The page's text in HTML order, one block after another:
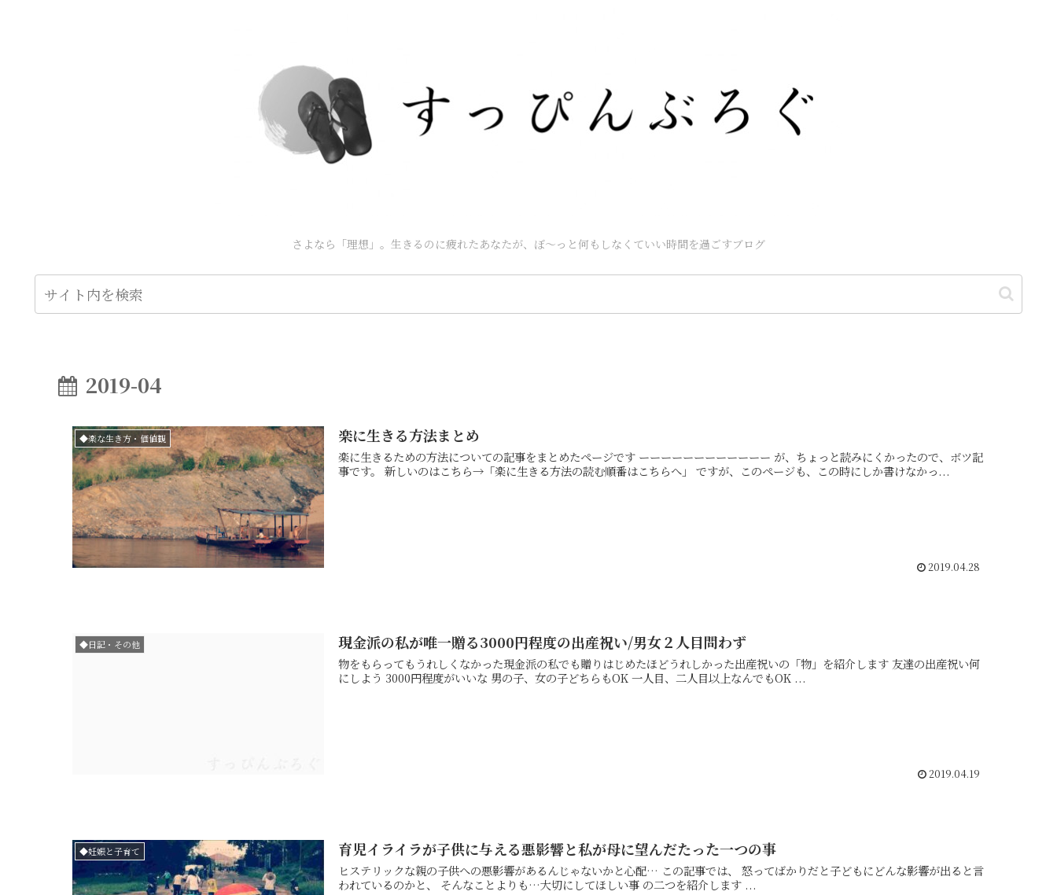
さよなら「理想」。生きるのに疲れたあなたが、ぼ～っと何もしなくていい時間を過ごすブログ
2019-04
◆楽な生き方・価値観 楽に生きる方法まとめ
楽に生きるための方法についての記事をまとめたページです ーーーーーーーーーーーー が、ちょっと読みにくかったので、ボツ記
事です。 新しいのはこちら→「楽に生きる方法の読む順番はこちらへ」 ですが、このページも、この時にしか書けなかっ...
2019.04.28
◆日記・その他 現金派の私が唯一贈る3000円程度の出産祝い/男女２人目問わず
物をもらってもうれしくなかった現金派の私でも贈りはじめたほどうれしかった出産祝いの「物」を紹介します 友達の出産祝い何
にしよう 3000円程度がいいな 男の子、女の子どちらもOK 一人目、二人目以上なんでもOK ...
2019.04.19
◆妊娠と子育て 育児イライラが子供に与える悪影響と私が母に望んだたった一つの事
ヒステリックな親の子供への悪影響があるんじゃないかと心配… この記事では、 怒ってばかりだと子どもにどんな影響が出ると言
われているのかと、 そんなことよりも…大切にしてほしい事 の二つを紹介します ...